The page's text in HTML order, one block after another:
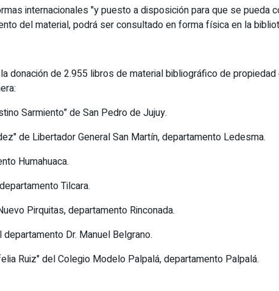
internacionales "y puesto a disposición para que se pueda
del material, podrá ser consultado en forma física en la
donación de 2.955 libros de material bibliográfico de
Sarmiento" de San Pedro de Jujuy.
de Libertador General San Martín, departamento Ledesma.
Humahuaca.
Tilcara.
Pirquitas, departamento Rinconada.
Dr. Manuel Belgrano.
Ruiz" del Colegio Modelo Palpalá, departamento Palpalá.